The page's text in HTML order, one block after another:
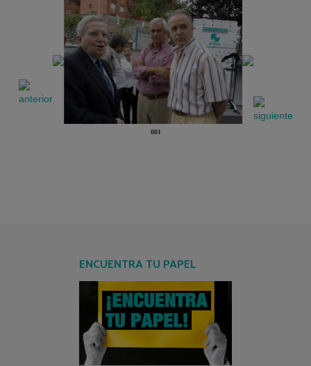
001
ENCUENTRA TU PAPEL